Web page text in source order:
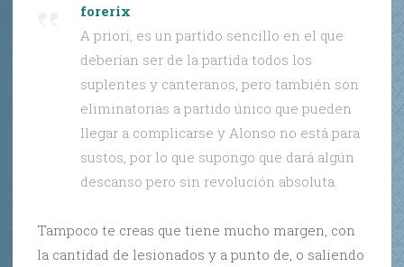
forerix:
A priori, es un partido sencillo en el que
deberían ser de la partida todos los
suplentes y canteranos, pero también son
eliminatorias a partido único que pueden
llegar a complicarse y Alonso no está para
sustos, por lo que supongo que dará algún
descanso pero sin revolución absoluta.
Tampoco te creas que tiene mucho margen, con
la cantidad de lesionados y a punto de, o saliendo